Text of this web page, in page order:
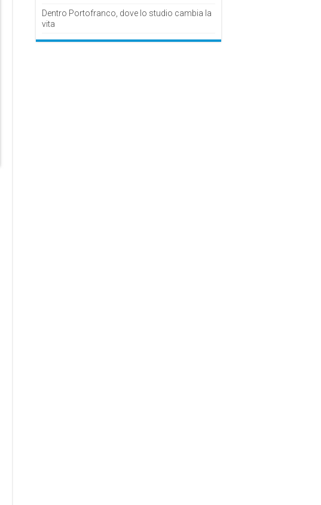
Dentro Portofranco, dove lo studio cambia la
vita